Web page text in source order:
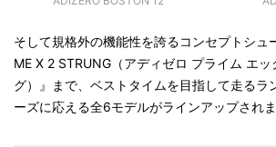
そして規格外の機能性を誇るコンセプトシュ
ME X 2 STRUNG（アディゼロ プライム エ
グ）』まで、ベストタイムを目指して走るラ
ーズに応える全6モデルがラインアップされま